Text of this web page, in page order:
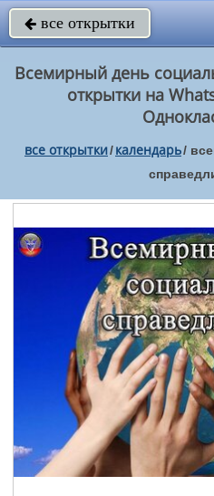
 все открытки
Всемирный день
открытки на
все открытки/календарь/